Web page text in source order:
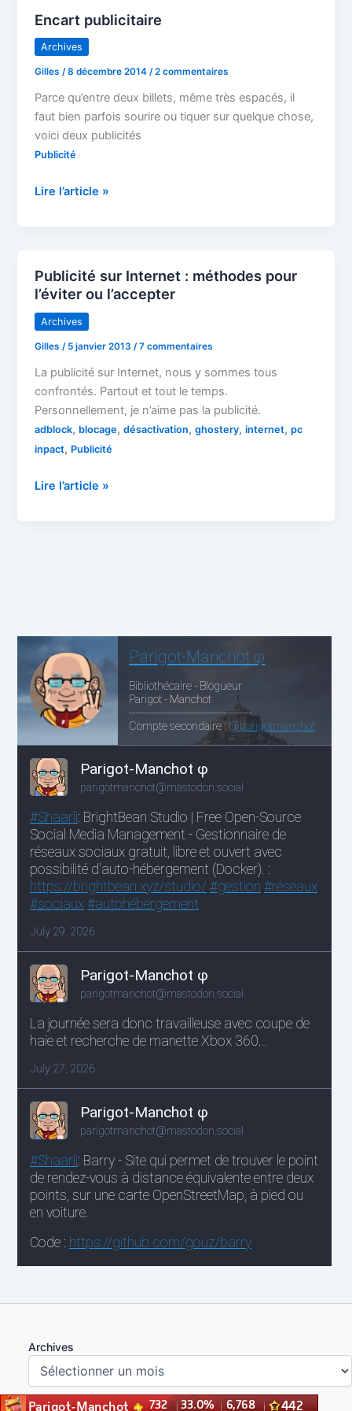
Encart publicitaire
Archives
Gilles/8 décembre 2014/2 commentaires
Parce qu’entre deux billets, même très espacés, il
faut bien parfois sourire ou tiquer sur quelque chose,
voici deux publicités
Publicité
Encart
Lire l’article »
Publicité sur Internet : méthodes pour
l’éviter ou l’accepter
Archives
Gilles/ 5 janvier 2013/7 commentaires
La publicité sur Internet, nous y sommes tous
confrontés. Partout et tout le temps.
Personnellement, je n’aime pas la publicité.
adblock, blocage,désactivation,ghostery,internet,pc
inpact, Publicité
Publicité
l’accepter
Lire l’article »
Archives